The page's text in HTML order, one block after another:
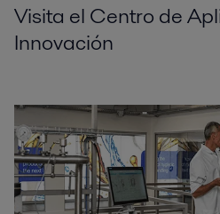
Visita el Centro de
Innovación